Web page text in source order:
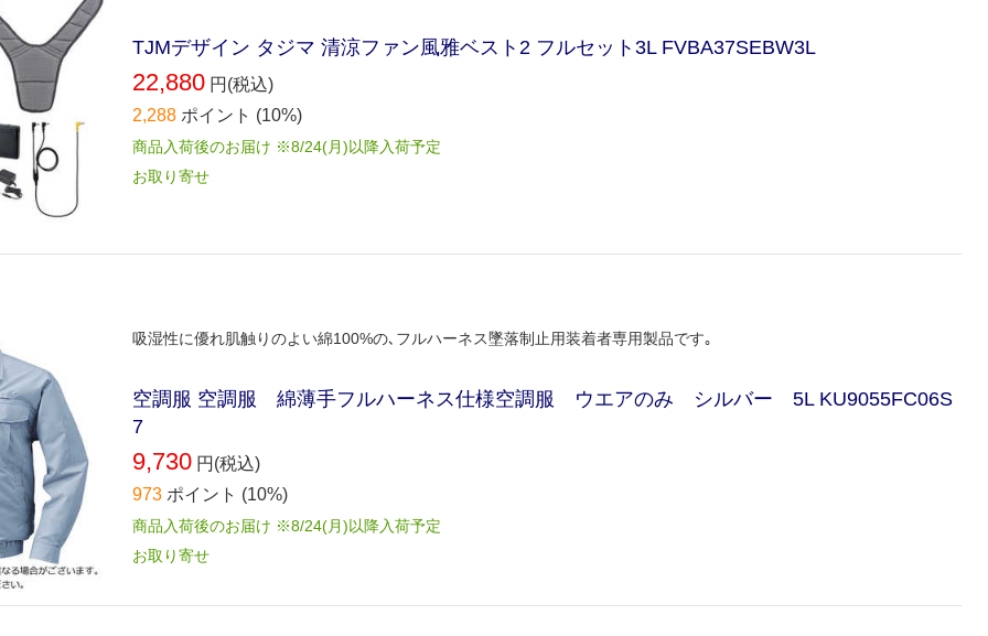
TJMデザイン タジマ 清涼ファン風雅ベスト2 フルセット3L FVBA37SEBW3L
22,880 円(税込)
2,288 ポイント (10%)
商品入荷後のお届け ※8/24(月)以降入荷予定
お取り寄せ
吸湿性に優れ肌触りのよい綿100%の､フルハーネス墜落制止用装着者専用製品です｡
空調服 空調服 綿薄手フルハーネス仕様空調服 ウエアのみ シルバー 5L KU9055FC06S
7
9,730 円(税込)
973 ポイント (10%)
商品入荷後のお届け ※8/24(月)以降入荷予定
お取り寄せ